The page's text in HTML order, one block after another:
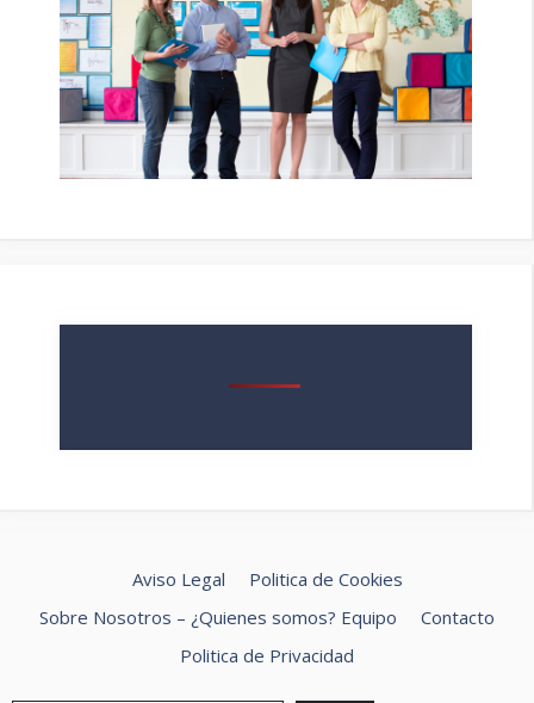
Aviso Legal
Politica de Cookies
Sobre Nosotros – ¿Quienes somos? Equipo
Contacto
Politica de Privacidad